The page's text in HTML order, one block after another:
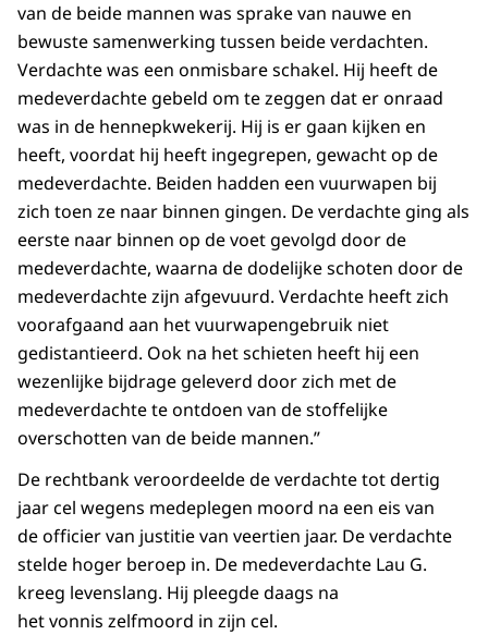
van de beide mannen was sprake van nauwe en
bewuste samenwerking tussen beide verdachten.
Verdachte was een onmisbare schakel. Hij heeft de
medeverdachte gebeld om te zeggen dat er onraad
was in de hennepkwekerij. Hij is er gaan kijken en
heeft, voordat hij heeft ingegrepen, gewacht op de
medeverdachte. Beiden hadden een vuurwapen bij
zich toen ze naar binnen gingen. De verdachte ging als
eerste naar binnen op de voet gevolgd door de
medeverdachte, waarna de dodelijke schoten door de
medeverdachte zijn afgevuurd. Verdachte heeft zich
voorafgaand aan het vuurwapengebruik niet
gedistantieerd. Ook na het schieten heeft hij een
wezenlijke bijdrage geleverd door zich met de
medeverdachte te ontdoen van de stoffelijke
overschotten van de beide mannen.”
De rechtbank veroordeelde de verdachte tot dertig
jaar cel wegens medeplegen moord na een eis van
de officier van justitie van veertien jaar. De verdachte
stelde hoger beroep in. De medeverdachte Lau G.
kreeg levenslang. Hij pleegde daags na
het vonnis zelfmoord in zijn cel.